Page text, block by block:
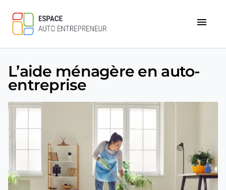
menu
L’aide ménagère en auto-
entreprise